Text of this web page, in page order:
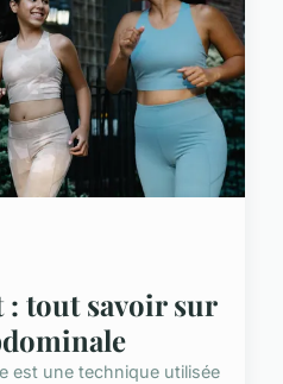
: tout savoir sur
est une technique utilisée